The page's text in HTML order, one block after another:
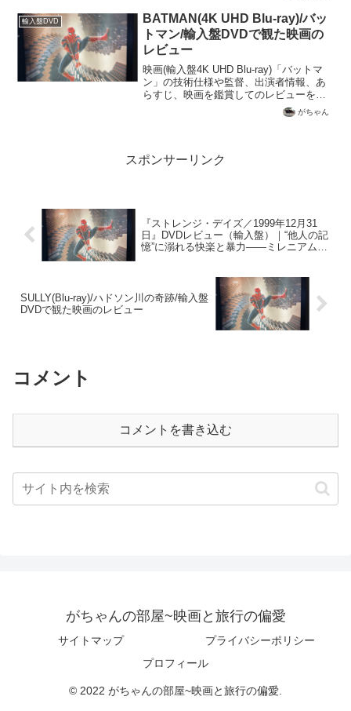
輸入盤DVD
BATMAN(4K UHD Blu-ray)/バッ
トマン/輸入盤DVDで観た映画の
レビュー
映画(輸入盤4K UHD Blu-ray)「バットマ
ン」の技術仕様や監督、出演者情報、あ
らすじ、映画を鑑賞してのレビューを記
がちゃん
スポンサーリンク
『ストレンジ・デイズ／1999年12月31
日』DVDレビュー（輸入盤）｜“他人の記
憶”に溺れる快楽と暴力——ミレニアム前
SULLY(Blu-ray)/ハドソン川の奇跡/輸入盤
DVDで観た映画のレビュー
コメント
コメントを書き込む
がちゃんの部屋~映画と旅行の偏愛
サイトマップ
プライバシーポリシー
プロフィール
© 2022 がちゃんの部屋~映画と旅行の偏愛.